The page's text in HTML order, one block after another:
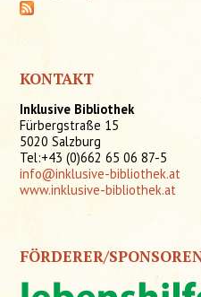
KONTAKT
Inklusive Bibliothek
Fürbergstraße 15
5020 Salzburg
Tel:+43 (0)662 65 06 87-5
info@inklusive-bibliothek.at
www.inklusive-bibliothek.at
FÖRDERER/